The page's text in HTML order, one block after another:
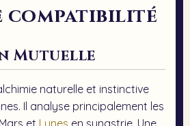
compatibilité
Mutuelle
naturelle et instinctive
Il analyse principalement les
Mars et Lunes en synastrie. Une